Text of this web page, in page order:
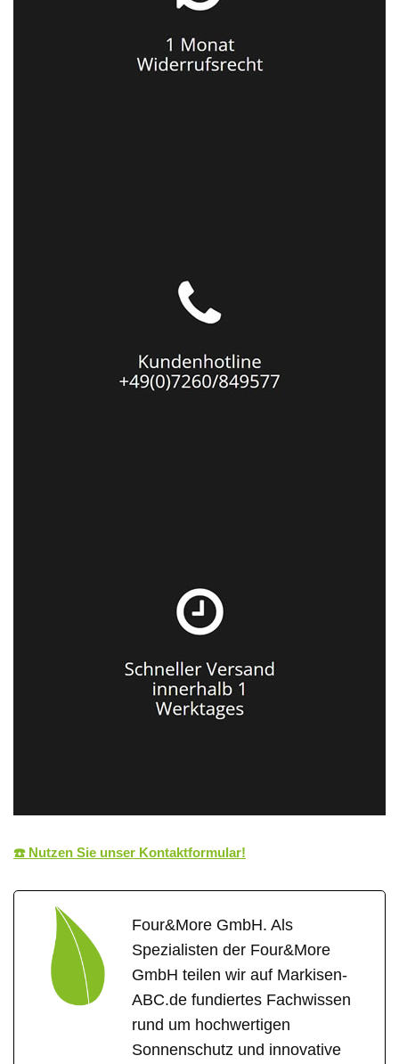
☎️ Nutzen Sie unser Kontaktformular!
Four&More GmbH. Als
Spezialisten der Four&More
GmbH teilen wir auf Markisen-
ABC.de fundiertes Fachwissen
rund um hochwertigen
Sonnenschutz und innovative